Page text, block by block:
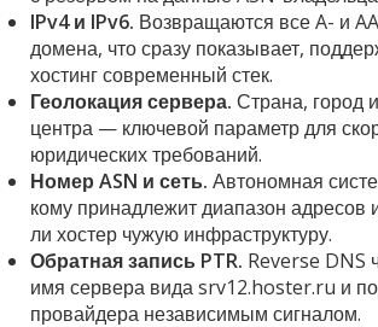
IPv4 и IPv6. Возвращаются все A- и
домена, что сразу показывает,
хостинг современный стек.
Геолокация сервера. Страна, город
центра — ключевой параметр для
юридических требований.
Номер ASN и сеть. Автономная
кому принадлежит диапазон адресов
ли хостер чужую инфраструктуру.
Обратная запись PTR. Reverse DNS
имя сервера вида srv12.hoster.ru и
провайдера независимым сигналом.